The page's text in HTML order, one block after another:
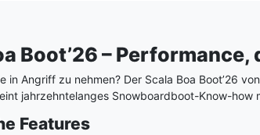
Boot’26 –
in Angriff zu nehmen? Der Scala Boa Boot’26
jahrzehntelanges Snowboardboot-Know-how
Features